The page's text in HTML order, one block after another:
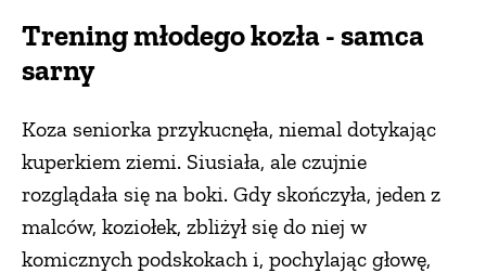
Trening młodego kozła - samca
sarny
Koza seniorka przykucnęła, niemal dotykając
kuperkiem ziemi. Siusiała, ale czujnie
rozglądała się na boki. Gdy skończyła, jeden z
malców, koziołek, zbliżył się do niej w
komicznych podskokach i, pochylając głowę,